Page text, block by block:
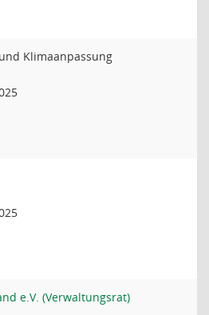
Klimaanpassung
e.V. (Verwaltungsrat)